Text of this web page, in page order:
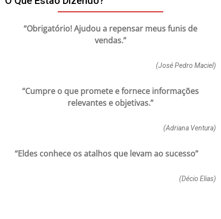
“Obrigatório! Ajudou a repensar meus funis de
vendas.”
(José Pedro Maciel)
“Cumpre o que promete e fornece informações
relevantes e objetivas.”
(Adriana Ventura)
“Eldes conhece os atalhos que levam ao sucesso”
(Décio Elias)